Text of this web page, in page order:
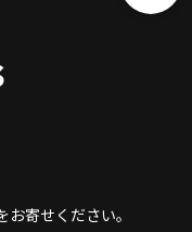
寄せください。